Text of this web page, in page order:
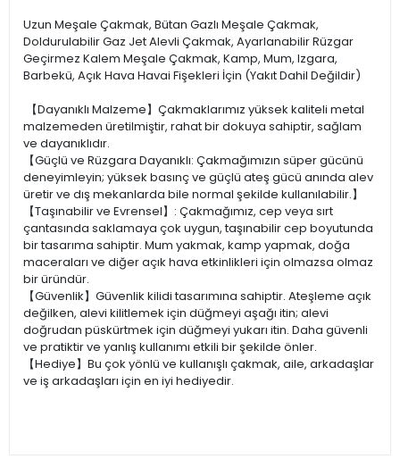
Uzun Meşale Çakmak, Bütan Gazlı Meşale Çakmak,
Doldurulabilir Gaz Jet Alevli Çakmak, Ayarlanabilir Rüzgar
Geçirmez Kalem Meşale Çakmak, Kamp, Mum, Izgara,
Barbekü, Açık Hava Havai Fişekleri İçin (Yakıt Dahil Değildir)
【Dayanıklı Malzeme】Çakmaklarımız yüksek kaliteli metal
malzemeden üretilmiştir, rahat bir dokuya sahiptir, sağlam
ve dayanıklıdır.
【Güçlü ve Rüzgara Dayanıklı: Çakmağımızın süper gücünü
deneyimleyin; yüksek basınç ve güçlü ateş gücü anında alev
üretir ve dış mekanlarda bile normal şekilde kullanılabilir.】
【Taşınabilir ve Evrensel】: Çakmağımız, cep veya sırt
çantasında saklamaya çok uygun, taşınabilir cep boyutunda
bir tasarıma sahiptir. Mum yakmak, kamp yapmak, doğa
maceraları ve diğer açık hava etkinlikleri için olmazsa olmaz
bir üründür.
【Güvenlik】Güvenlik kilidi tasarımına sahiptir. Ateşleme açık
değilken, alevi kilitlemek için düğmeyi aşağı itin; alevi
doğrudan püskürtmek için düğmeyi yukarı itin. Daha güvenli
ve pratiktir ve yanlış kullanımı etkili bir şekilde önler.
【Hediye】Bu çok yönlü ve kullanışlı çakmak, aile, arkadaşlar
ve iş arkadaşları için en iyi hediyedir.